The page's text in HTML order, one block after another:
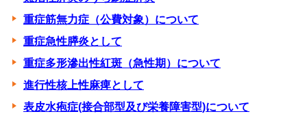
重症筋無力症（公費対象）について
重症急性膵炎として
重症多形滲出性紅斑（急性期）について
進行性核上性麻痺として
表皮水疱症(接合部型及び栄養障害型)について